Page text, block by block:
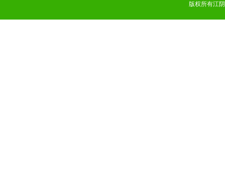
版权所有江